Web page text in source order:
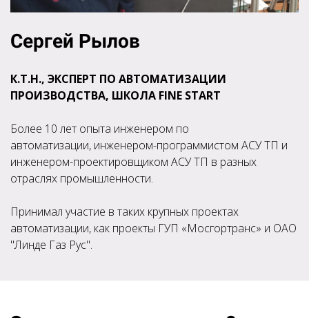
Сергей Рылов
К.Т.Н., ЭКСПЕРТ ПО АВТОМАТИЗАЦИИ
ПРОИЗВОДСТВА, ШКОЛА FINE START
Более 10 лет опыта инженером по
автоматизации, инженером-программистом АСУ ТП и
инженером-проектировщиком АСУ ТП в разных
отраслях промышленности.
Принимал участие в таких крупных проектах
автоматизации, как проекты ГУП «Мосгортранс» и ОАО
"Линде Газ Рус".